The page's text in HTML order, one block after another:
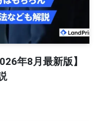
年8月最新版】